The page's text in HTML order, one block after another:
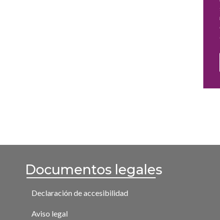
Documentos legales
Declaración de accesibilidad
Aviso legal